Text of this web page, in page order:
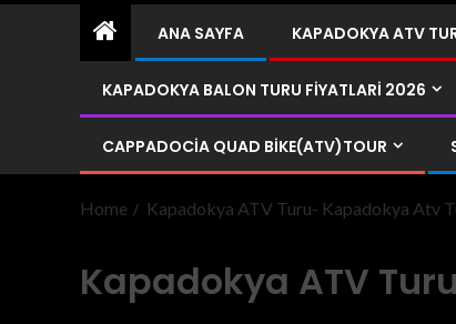
ANA SAYFA KAPADOKYA ATV
KAPADOKYA BALON TURU FIYATLARI 2026
CAPPADOCIA QUAD BIKE(ATV)TOUR
Home Kapadokya ATV Turu- Kapadokya Atv
Kapadokya ATV